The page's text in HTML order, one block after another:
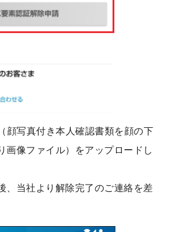
顔写真付き本人確認書類を顔の下
画像ファイル）をアップロードし
、当社より解除完了のご連絡を差